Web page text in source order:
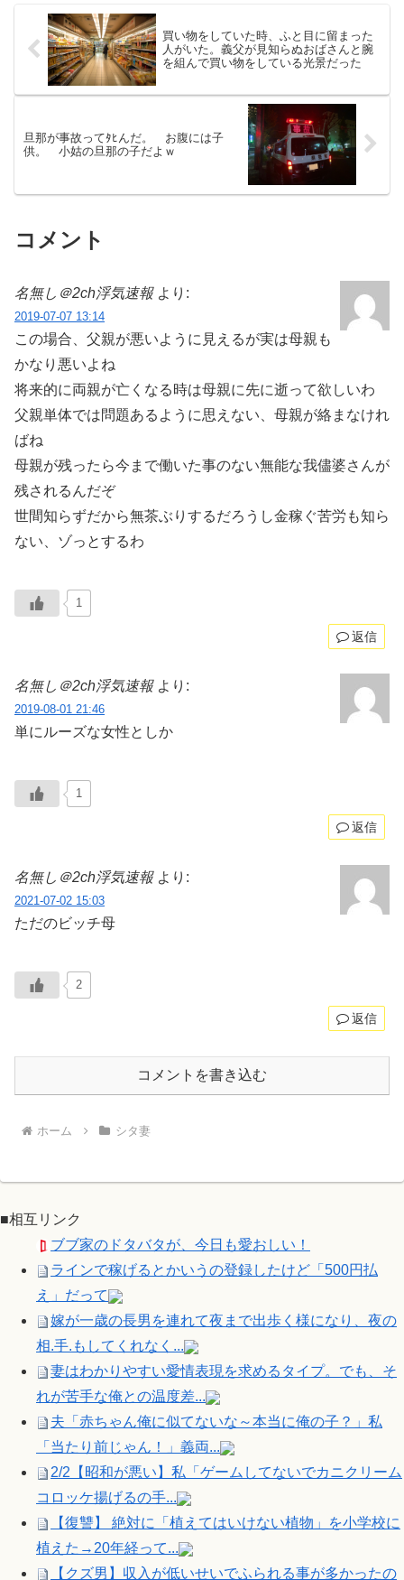
買い物をしていた時、ふと目に留まった
人がいた。義父が見知らぬおばさんと腕
を組んで買い物をしている光景だった
旦那が事故ってﾀﾋんだ。 お腹には子
供。 小姑の旦那の子だよｗ
コメント
名無し＠2ch浮気速報 より:
2019-07-07 13:14
この場合、父親が悪いように見えるが実は母親も
かなり悪いよね
将来的に両親が亡くなる時は母親に先に逝って欲しいわ
父親単体では問題あるように思えない、母親が絡まなけれ
ばね
母親が残ったら今まで働いた事のない無能な我儘婆さんが
残されるんだぞ
世間知らずだから無茶ぶりするだろうし金稼ぐ苦労も知ら
ない、ゾっとするわ
1
返信
名無し＠2ch浮気速報 より:
2019-08-01 21:46
単にルーズな女性としか
1
返信
名無し＠2ch浮気速報 より:
2021-07-02 15:03
ただのビッチ母
2
返信
コメントを書き込む
ホーム シタ妻
■相互リンク
ブブ家のドタバタが、今日も愛おしい！
ラインで稼げるとかいうの登録したけど「500円払
え」だって
嫁が一歳の長男を連れて夜まで出歩く様になり、夜の
相.手.もしてくれなく...
妻はわかりやすい愛情表現を求めるタイプ。でも、そ
れが苦手な俺との温度差...
夫「赤ちゃん俺に似てないな～本当に俺の子？」私
「当たり前じゃん！」義両...
2/2【昭和が悪い】私「ゲームしてないでカニクリーム
コロッケ揚げるの手...
【復讐】 絶対に「植えてはいけない植物」を小学校に
植えた→20年経って...
【クズ男】収入が低いせいでふられる事が多かったの